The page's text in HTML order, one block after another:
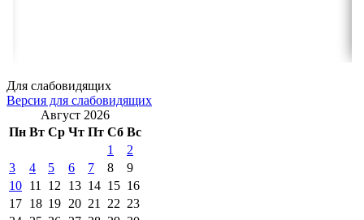
Для слабовидящих
Версия для слабовидящих
Август 2026
Пн Вт Ср Чт Пт Сб Вс
1
2
3
4 5 6 7 8
9
10 11 12 13 14 15 16
17 18 19 20 21 22 23